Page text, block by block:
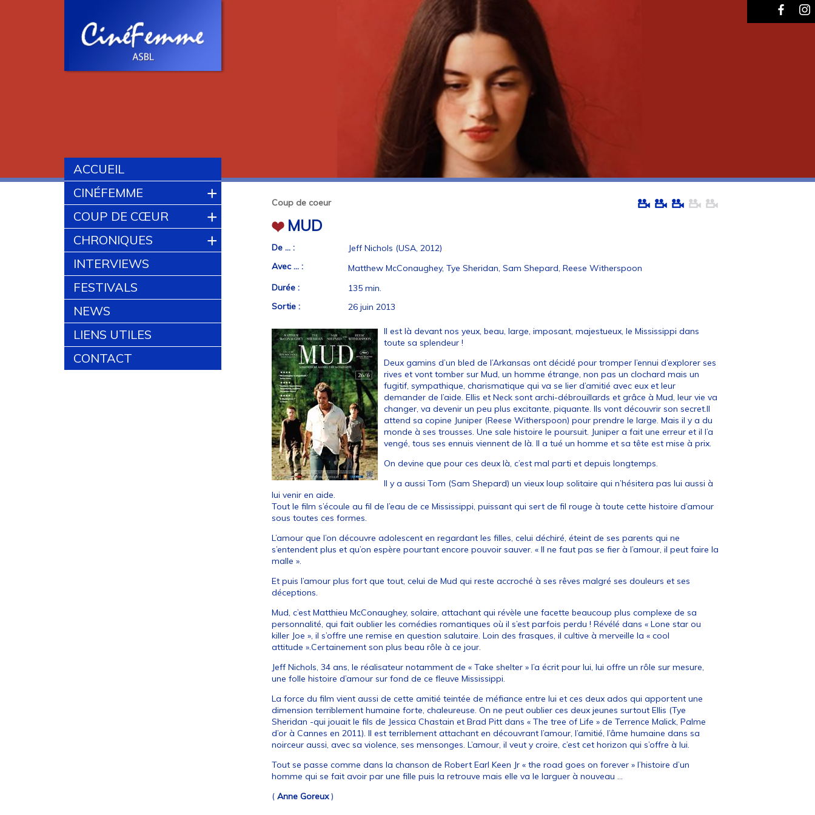
ACCUEIL
CINÉFEMME
+
COUP DE CŒUR +
CHRONIQUES +
INTERVIEWS
FESTIVALS
NEWS
LIENS UTILES
CONTACT
Coup de coeur
MUD
De ... :
Jeff Nichols (USA, 2012)
Avec ... :
Matthew McConaughey, Tye Sheridan, Sam Shepard, Reese Witherspoon
Durée :
135 min.
Sortie :
26 juin 2013
Il est là devant nos yeux, beau, large, imposant, majestueux, le Mississippi dans
toute sa splendeur !
Deux gamins d’un bled de l’Arkansas ont décidé pour tromper l’ennui d’explorer ses
rives et vont tomber sur Mud, un homme étrange, non pas un clochard mais un
fugitif, sympathique, charismatique qui va se lier d’amitié avec eux et leur
demander de l’aide. Ellis et Neck sont archi-débrouillards et grâce à Mud, leur vie va
changer, va devenir un peu plus excitante, piquante. Ils vont découvrir son secret.Il
attend sa copine Juniper (Reese Witherspoon) pour prendre le large. Mais il y a du
monde à ses trousses. Une sale histoire le poursuit. Juniper a fait une erreur et il l’a
vengé, tous ses ennuis viennent de là. Il a tué un homme et sa tête est mise à prix.
On devine que pour ces deux là, c’est mal parti et depuis longtemps.
Il y a aussi Tom (Sam Shepard) un vieux loup solitaire qui n’hésitera pas lui aussi à
lui venir en aide.
Tout le film s’écoule au fil de l’eau de ce Mississippi, puissant qui sert de fil rouge à toute cette histoire d’amour
sous toutes ces formes.
L’amour que l’on découvre adolescent en regardant les filles, celui déchiré, éteint de ses parents qui ne
s’entendent plus et qu’on espère pourtant encore pouvoir sauver. « Il ne faut pas se fier à l’amour, il peut faire la
malle ».
Et puis l’amour plus fort que tout, celui de Mud qui reste accroché à ses rêves malgré ses douleurs et ses
déceptions.
Mud, c’est Matthieu McConaughey, solaire, attachant qui révèle une facette beaucoup plus complexe de sa
personnalité, qui fait oublier les comédies romantiques où il s’est parfois perdu ! Révélé dans « Lone star ou
killer Joe », il s’offre une remise en question salutaire. Loin des frasques, il cultive à merveille la « cool
attitude ».Certainement son plus beau rôle à ce jour.
Jeff Nichols, 34 ans, le réalisateur notamment de « Take shelter » l’a écrit pour lui, lui offre un rôle sur mesure,
une folle histoire d’amour sur fond de ce fleuve Mississippi.
La force du film vient aussi de cette amitié teintée de méfiance entre lui et ces deux ados qui apportent une
dimension terriblement humaine forte, chaleureuse. On ne peut oublier ces deux jeunes surtout Ellis (Tye
Sheridan -qui jouait le fils de Jessica Chastain et Brad Pitt dans « The tree of Life » de Terrence Malick, Palme
d’or à Cannes en 2011). Il est terriblement attachant en découvrant l’amour, l’amitié, l’âme humaine dans sa
noirceur aussi, avec sa violence, ses mensonges. L’amour, il veut y croire, c’est cet horizon qui s’offre à lui.
Tout se passe comme dans la chanson de Robert Earl Keen Jr « the road goes on forever » l’histoire d’un
homme qui se fait avoir par une fille puis la retrouve mais elle va le larguer à nouveau …
(Anne Goreux)